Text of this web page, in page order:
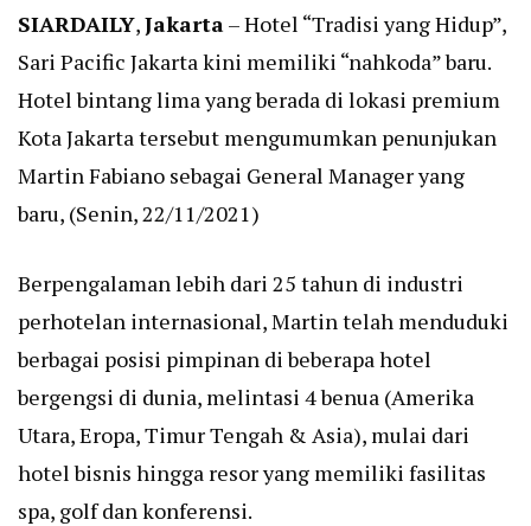
SIARDAILY,Jakarta – Hotel “Tradisi yang Hidup”,
Sari Pacific Jakarta kini memiliki “nahkoda” baru.
Hotel bintang lima yang berada di lokasi premium
Kota Jakarta tersebut mengumumkan penunjukan
Martin Fabiano sebagai General Manager yang
baru, (Senin, 22/11/2021)
Berpengalaman lebih dari 25 tahun di industri
perhotelan internasional, Martin telah menduduki
berbagai posisi pimpinan di beberapa hotel
bergengsi di dunia, melintasi 4 benua (Amerika
Utara, Eropa, Timur Tengah & Asia), mulai dari
hotel bisnis hingga resor yang memiliki fasilitas
spa, golf dan konferensi.